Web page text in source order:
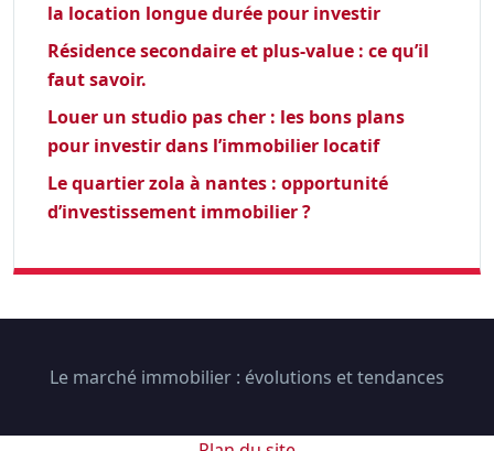
la location longue durée pour investir
Résidence secondaire et plus-value : ce qu’il
faut savoir.
Louer un studio pas cher : les bons plans
pour investir dans l’immobilier locatif
Le quartier zola à nantes : opportunité
d’investissement immobilier ?
Le marché immobilier : évolutions et tendances